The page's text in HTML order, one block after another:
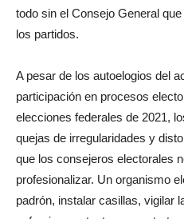
todo sin el Consejo General
los partidos.
A pesar de los autoelogios del
participación en procesos
elecciones federales de 2021,
quejas de irregularidades y
que los consejeros electorales
profesionalizar. Un organismo
padrón, instalar casillas, vigilar